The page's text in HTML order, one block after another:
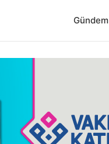
Gündem